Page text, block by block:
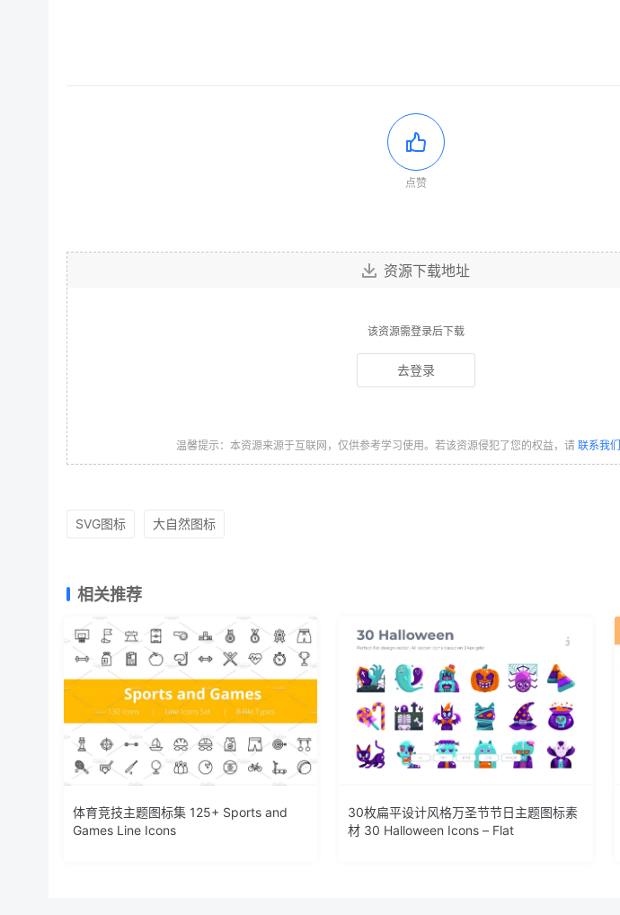
点赞
资源下载地址
该资源需登录后下载
去登录
温馨提示：本资源来源于互联网，仅供参考学习使用。若该资源侵犯了您的权益，请 联系我们
SVG图标 大自然图标
相关推荐
体育竞技主题图标集 125+ Sports and
Games Line Icons
30枚扁平设计风格万圣节节日主题图标素
材 30 Halloween Icons – Flat